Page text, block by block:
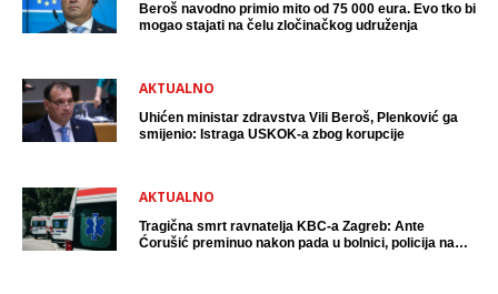
Beroš navodno primio mito od 75 000 eura. Evo tko bi
mogao stajati na čelu zločinačkog udruženja
AKTUALNO
Uhićen ministar zdravstva Vili Beroš, Plenković ga
smijenio: Istraga USKOK-a zbog korupcije
AKTUALNO
Tragična smrt ravnatelja KBC-a Zagreb: Ante
Ćorušić preminuo nakon pada u bolnici, policija na